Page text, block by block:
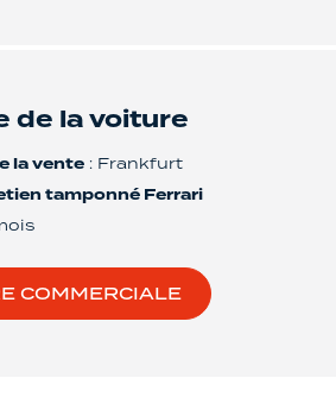
de la voiture
la vente : Frankfurt
tamponné Ferrari
COMMERCIALE